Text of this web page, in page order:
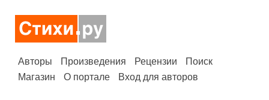
Авторы Произведения Рецензии
Поиск
Магазин
О портале Вход для авторов